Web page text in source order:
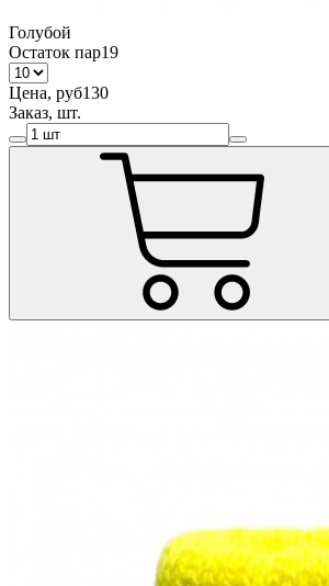
Голубой
Остаток пар19
Цена, руб130
Заказ, шт.